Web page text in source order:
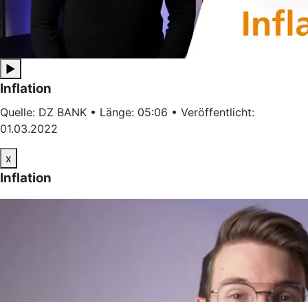
▶
Inflation
Quelle: DZ BANK • Länge: 05:06 • Veröffentlicht:
01.03.2022
x
Inflation